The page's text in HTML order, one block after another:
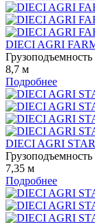
DIECI AGRI
8,7 м
Подробнее
DIECI AGRI
7,35 м
Подробнее